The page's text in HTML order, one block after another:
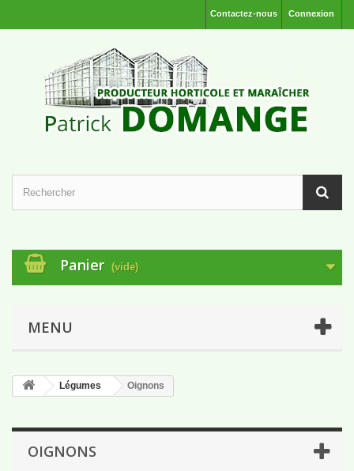
Connexion
Contactez-nous
Panier (vide)
MENU
Légumes Oignons
OIGNONS